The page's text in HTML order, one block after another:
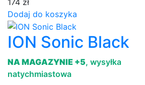
Dodaj do koszyka
ION Sonic Black
NA MAGAZYNIE +5, wysyłka
natychmiastowa